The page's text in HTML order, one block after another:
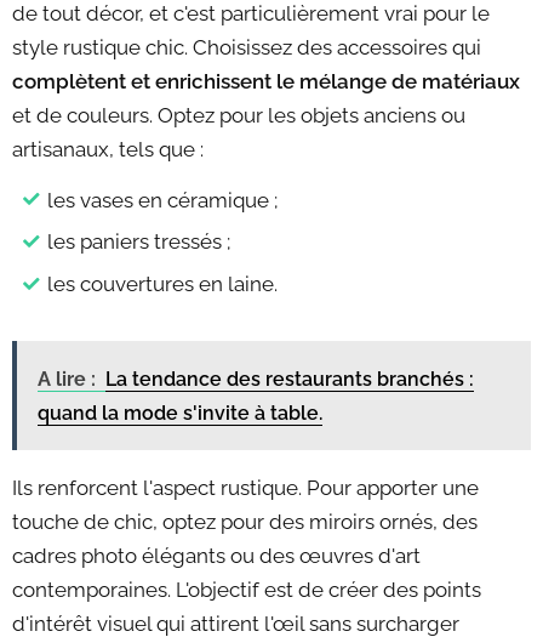
de tout décor, et c'est particulièrement vrai pour le
style rustique chic. Choisissez des accessoires qui
complètent et enrichissent le mélange de matériaux
et de couleurs. Optez pour les objets anciens ou
artisanaux, tels que :
les vases en céramique ;
les paniers tressés ;
les couvertures en laine.
A lire : La tendance des restaurants branchés :
quand la mode s'invite à table.
Ils renforcent l'aspect rustique. Pour apporter une
touche de chic, optez pour des miroirs ornés, des
cadres photo élégants ou des œuvres d'art
contemporaines. L'objectif est de créer des points
d'intérêt visuel qui attirent l'œil sans surcharger